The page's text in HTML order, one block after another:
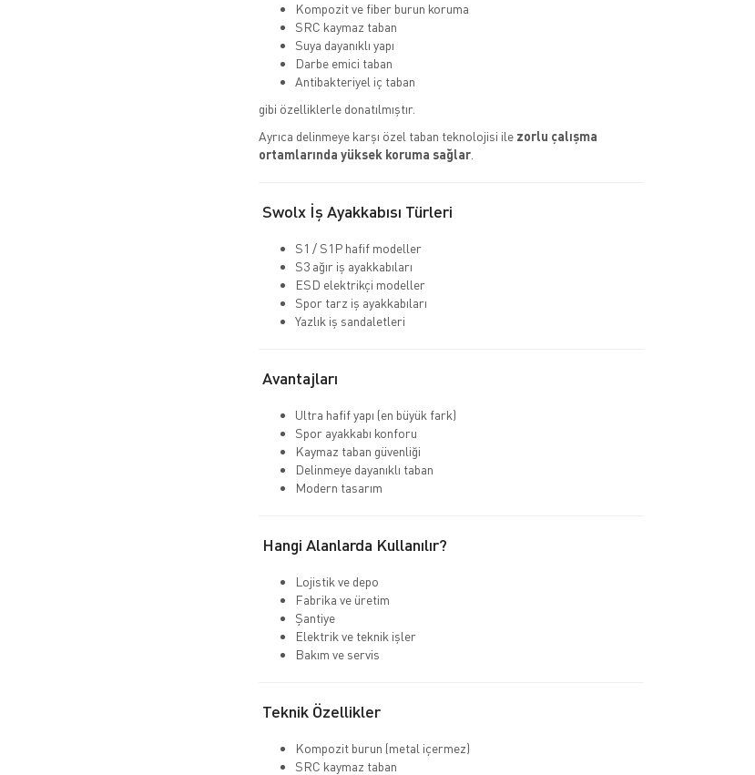
Kompozit ve fiber burun koruma
SRC kaymaz taban
Suya dayanıklı yapı
Darbe emici taban
Antibakteriyel iç taban
gibi özelliklerle donatılmıştır.
Ayrıca delinmeye karşı özel taban teknolojisi ile zorlu çalışma
ortamlarında yüksek koruma sağlar.
Swolx İş Ayakkabısı Türleri
S1 / S1P hafif modeller
S3 ağır iş ayakkabıları
ESD elektrikçi modeller
Spor tarz iş ayakkabıları
Yazlık iş sandaletleri
Avantajları
Ultra hafif yapı (en büyük fark)
Spor ayakkabı konforu
Kaymaz taban güvenliği
Delinmeye dayanıklı taban
Modern tasarım
Hangi Alanlarda Kullanılır?
Lojistik ve depo
Fabrika ve üretim
Şantiye
Elektrik ve teknik işler
Bakım ve servis
Teknik Özellikler
Kompozit burun (metal içermez)
SRC kaymaz taban